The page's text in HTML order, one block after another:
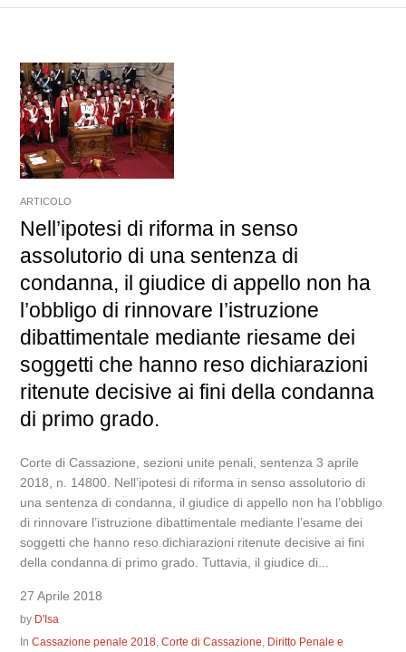
ARTICOLO
Nell’ipotesi di riforma in senso
assolutorio di una sentenza di
condanna, il giudice di appello non ha
l’obbligo di rinnovare I’istruzione
dibattimentale mediante riesame dei
soggetti che hanno reso dichiarazioni
ritenute decisive ai fini della condanna
di primo grado.
Corte di Cassazione, sezioni unite penali, sentenza 3 aprile
2018, n. 14800. Nell’ipotesi di riforma in senso assolutorio di
una sentenza di condanna, il giudice di appello non ha l’obbligo
di rinnovare l’istruzione dibattimentale mediante l’esame dei
soggetti che hanno reso dichiarazioni ritenute decisive ai fini
della condanna di primo grado. Tuttavia, il giudice di...
27 Aprile 2018
by D'Isa
InCassazione penale 2018 ,Corte di Cassazione Diritto Penale e